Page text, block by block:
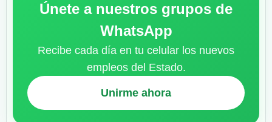
Únete a nuestros grupos de
WhatsApp
Recibe cada día en tu celular los nuevos
empleos del Estado.
Unirme ahora